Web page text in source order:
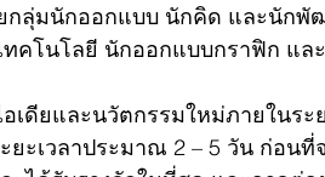
กลุ่มนักออกแบบ นักคิด และนักพั
คโนโลยี นักออกแบบกราฟิก แล
เดียและนวัตกรรมใหม่ภายในร
ยะเวลาประมาณ 2 – 5 วัน ก่อน